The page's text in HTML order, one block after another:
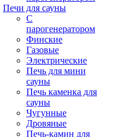
Печи для сауны
С
парогенератором
Финские
Газовые
Электрические
Печь для мини
сауны
Печь каменка для
сауны
Чугунные
Дровяные
Печь-камин для